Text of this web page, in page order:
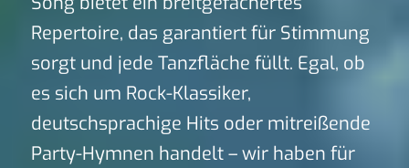
Repertoire, das garantiert für Stimmung
sorgt und jede Tanzfläche füllt. Egal, ob
es sich um Rock-Klassiker,
deutschsprachige Hits oder mitreißende
Party-Hymnen handelt – wir haben für